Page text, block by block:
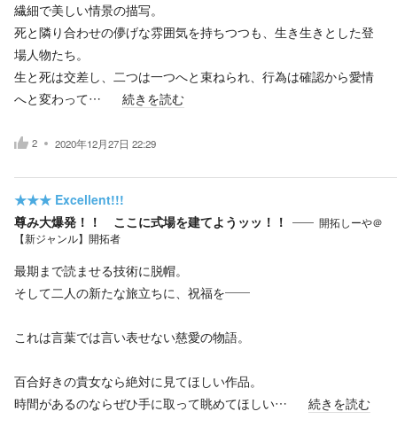
繊細で美しい情景の描写。
死と隣り合わせの儚げな雰囲気を持ちつつも、生き生きとした登
場人物たち。
生と死は交差し、二つは一つへと束ねられ、行為は確認から愛情
へと変わって…
続きを読む
2 2020年12月27日 22:29
★★★ Excellent!!!
尊み大爆発！！ ここに式場を建てようッッ！！
開拓しーや＠
【新ジャンル】開拓者
最期まで読ませる技術に脱帽。
そして二人の新たな旅立ちに、祝福を――
これは言葉では言い表せない慈愛の物語。
百合好きの貴女なら絶対に見てほしい作品。
時間があるのならぜひ手に取って眺めてほしい…
続きを読む